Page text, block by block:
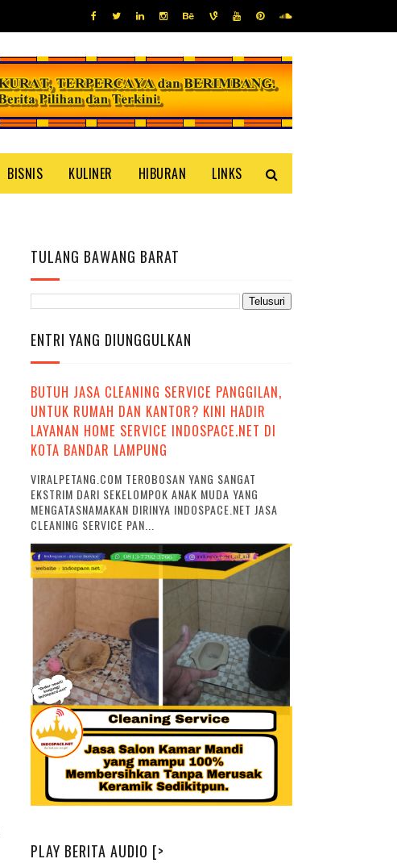
BISNIS KULINER HIBURAN LINKS
TULANG BAWANG BARAT
ENTRI YANG DIUNGGULKAN
BUTUH JASA CLEANING SERVICE PANGGILAN,
UNTUK RUMAH DAN KANTOR? KINI HADIR
LAYANAN HOME SERVICE INDOSPACE.NET DI
KOTA BANDAR LAMPUNG
VIRALPETANG.COM TEROBOSAN YANG SANGAT
EKSTRIM DARI SEKELOMPOK ANAK MUDA YANG
MENGATASNAMAKAN DIRINYA INDOSPACE.NET JASA
CLEANING SERVICE PAN...
PLAY BERITA AUDIO [>